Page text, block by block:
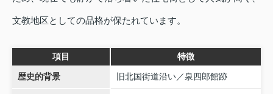
文教地区としての品格が保たれています。
項目 特徴
歴史的背景 旧北国街道沿い／泉四郎館跡